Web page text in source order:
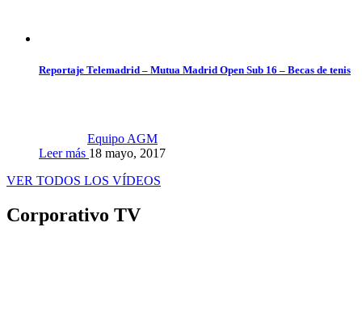
Reportaje Telemadrid – Mutua Madrid Open Sub 16 – Becas de tenis
Equipo AGM
Leer más 18 mayo, 2017
VER TODOS LOS VÍDEOS
Corporativo TV